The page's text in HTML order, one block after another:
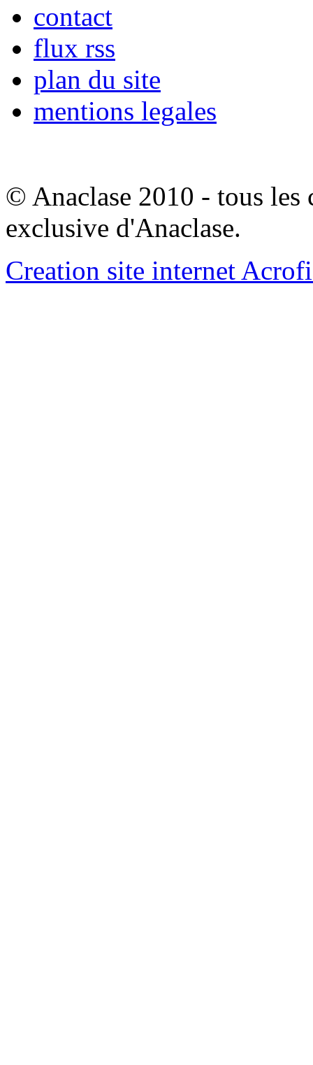
contact
flux rss
plan du site
mentions legales
© Anaclase 2010 - tous les
exclusive d'Anaclase.
Creation site internet